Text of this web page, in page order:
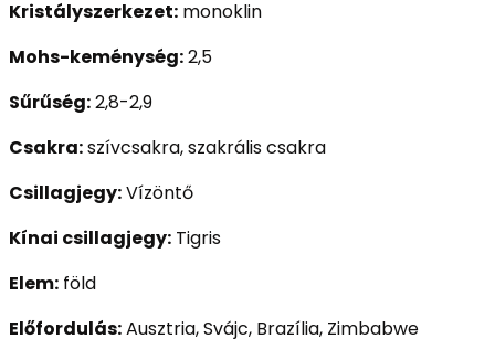
Kristályszerkezet: monoklin
Mohs-keménység:2,5
Sűrűség:2,8-2,9
Csakra:szívcsakra, szakrális csakra
Csillagjegy:Vízöntő
Kínai csillagjegy: Tigris
Elem: föld
Előfordulás:Ausztria, Svájc, Brazília, Zimbabwe